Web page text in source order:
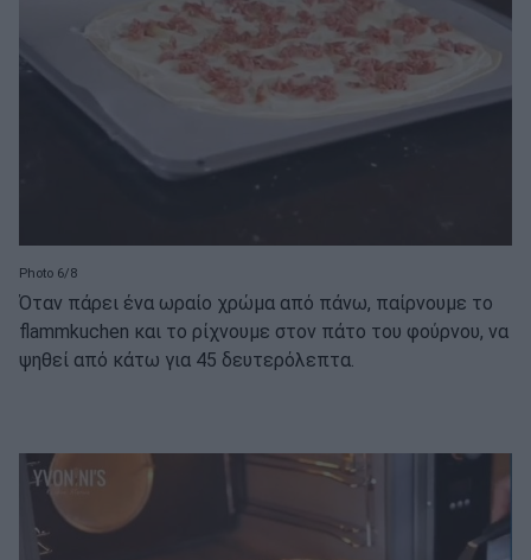
Photo 6/8
Όταν πάρει ένα ωραίο χρώμα από πάνω, παίρνουμε το
flammkuchen και το ρίχνουμε στον πάτο του φούρνου, να
ψηθεί από κάτω για 45 δευτερόλεπτα.